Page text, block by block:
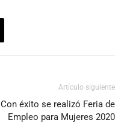
Artículo siguiente
Con éxito se realizó Feria de
Empleo para Mujeres 2020